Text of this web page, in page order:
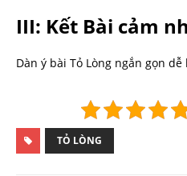
III: Kết Bài cảm
Dàn ý bài Tỏ Lòng ngắn gọn dễ
TỎ LÒNG